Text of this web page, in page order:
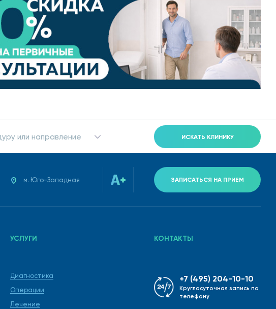
или направление ИСКАТЬ КЛИНИКУ
м. Юго-Западная ЗАПИСАТЬСЯ НА ПРИЕМ
УСЛУГИ
Диагностика
Операции
Лечение
КОНТАКТЫ
+7 (495) 204-10-10
Круглосуточная запись по
телефону